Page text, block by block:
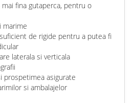
fina gutaperca, pentru o
marime
de rigide pentru a putea fi
laterala si verticala
prospetimea asigurate
si ambalajelor